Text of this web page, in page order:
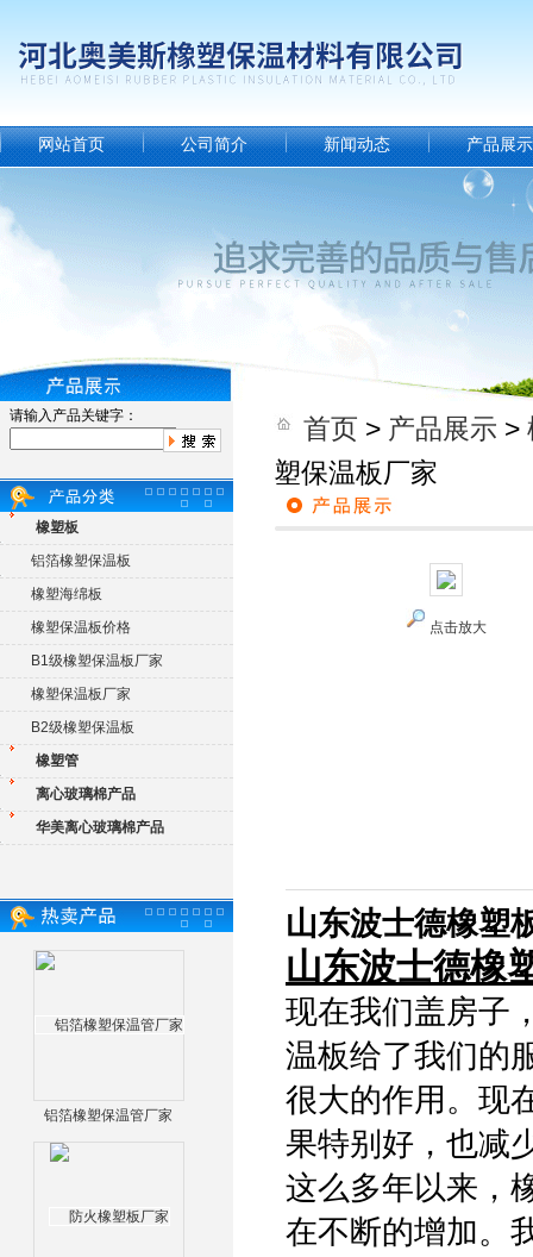
网站首页 公司简介 新闻动态 产品展示
请输入产品关键字：
橡塑板
铝箔橡塑保温板
橡塑海绵板
橡塑保温板价格
B1级橡塑保温板厂家
橡塑保温板厂家
B2级橡塑保温板
橡塑管
离心玻璃棉产品
华美离心玻璃棉产品
铝箔橡塑保温管厂家
首页 > 产品展示 >
塑保温板厂家
点击放大
山东波士德橡塑
山东波士德橡
现在我们盖房子
温板给了我们的
很大的作用。现
果特别好，也减
这么多年以来，
在不断的增加。